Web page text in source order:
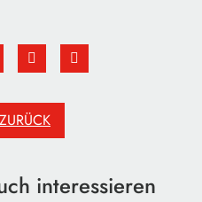
ZURÜCK
interessieren